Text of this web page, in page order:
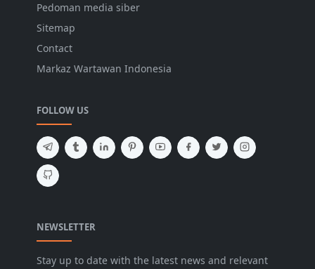
Pedoman media siber
Sitemap
Contact
Markaz Wartawan Indonesia
FOLLOW US
NEWSLETTER
Stay up to date with the latest news and relevant